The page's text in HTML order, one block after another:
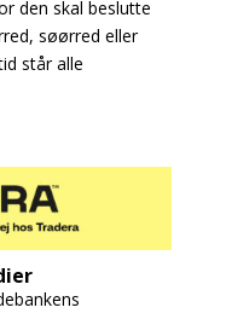
den skal beslutte
søørred eller
står alle